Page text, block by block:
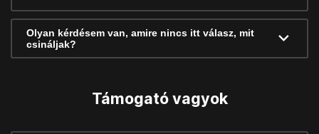
Olyan kérdésem van, amire nincs itt válasz, mit
csináljak?
Támogató vagyok